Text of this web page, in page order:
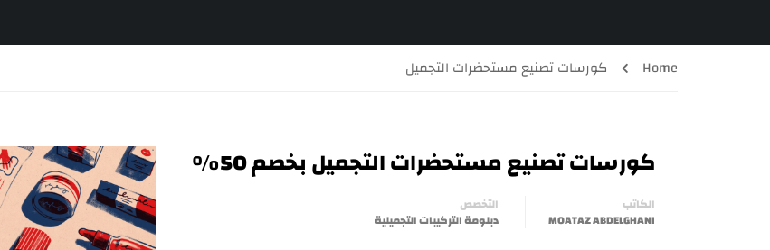
Home كورسات تصنيع مستحضرات التجميل
كورسات تصنيع مستحضرات التجميل بخصم 50%
الكاتب
MOATAZ ABDELGHANI
التخصص
دبلومة التركيبات التجميلية